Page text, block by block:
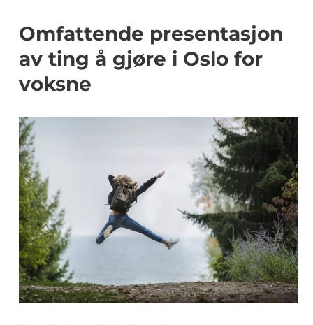
Omfattende presentasjon
av ting å gjøre i Oslo for
voksne